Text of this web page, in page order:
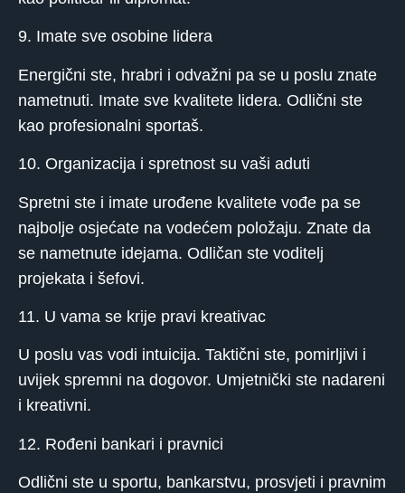
9. Imate sve osobine lidera
Energični ste, hrabri i odvažni pa se u poslu znate
nametnuti. Imate sve kvalitete lidera. Odlični ste
kao profesionalni sportaš.
10. Organizacija i spretnost su vaši aduti
Spretni ste i imate urođene kvalitete vođe pa se
najbolje osjećate na vodećem položaju. Znate da
se nametnute idejama. Odličan ste voditelj
projekata i šefovi.
11. U vama se krije pravi kreativac
U poslu vas vodi intuicija. Taktični ste, pomirljivi i
uvijek spremni na dogovor. Umjetnički ste nadareni
i kreativni.
12. Rođeni bankari i pravnici
Odlični ste u sportu, bankarstvu, prosvjeti i pravnim